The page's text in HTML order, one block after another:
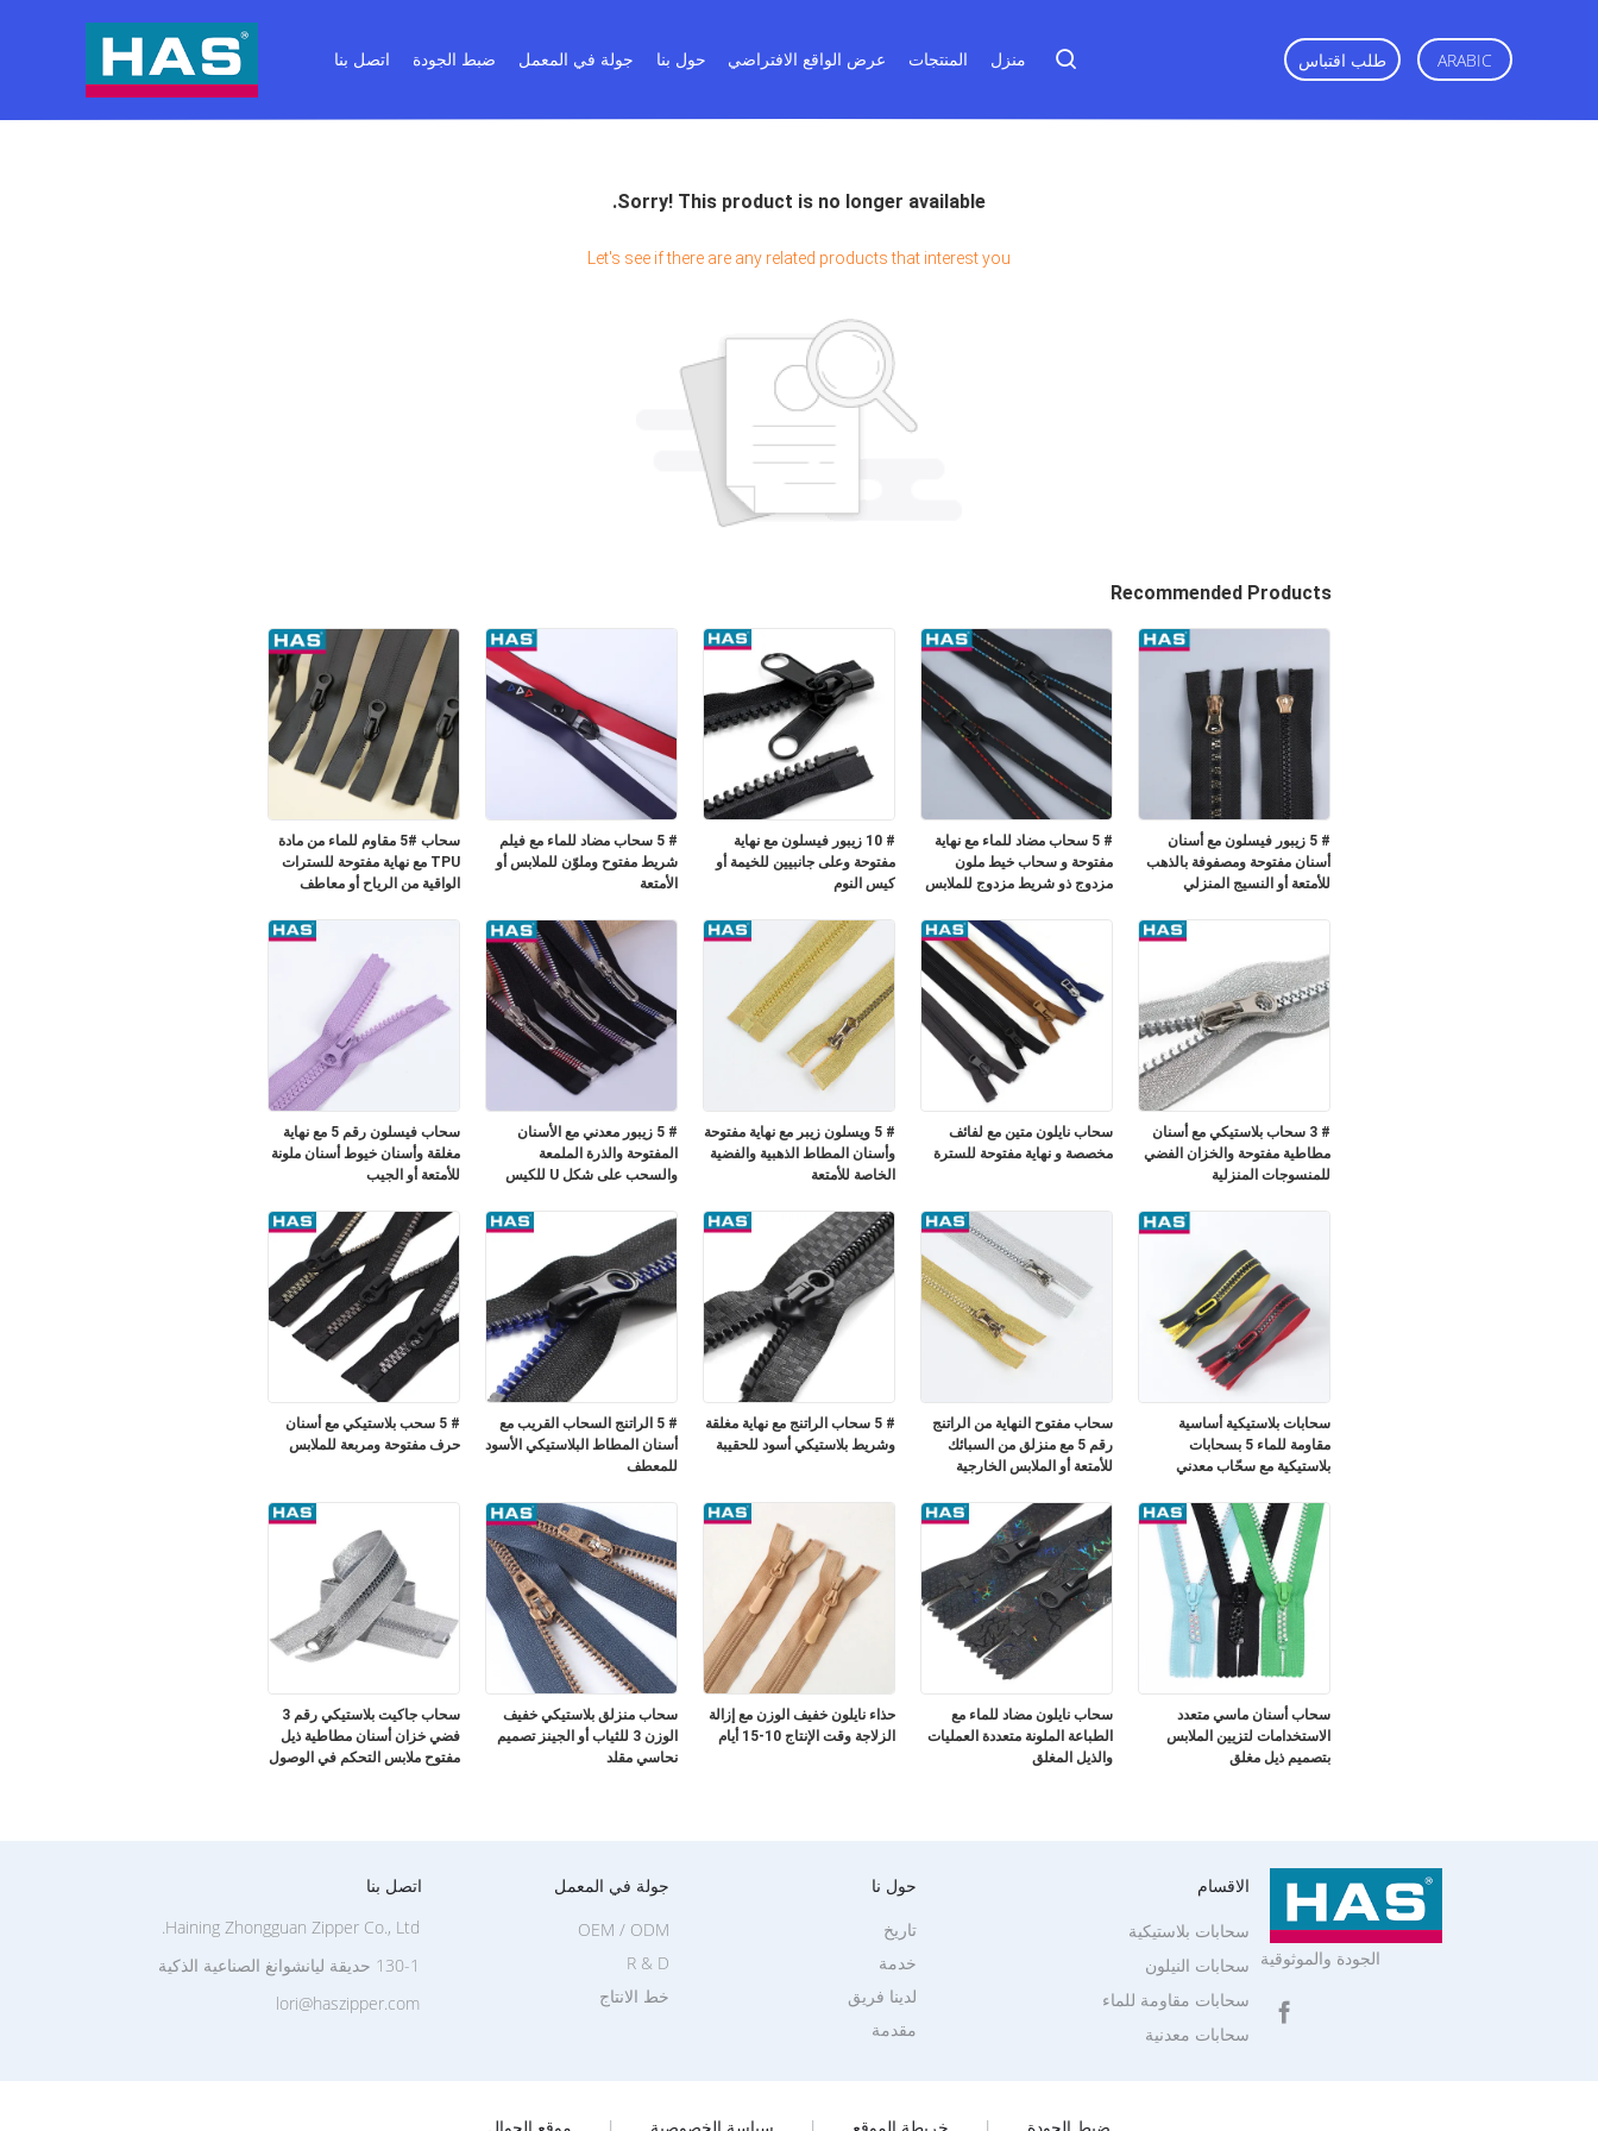
منزل المنتجات عرض الواقع الافتراضي حول بنا جولة في المعمل ضبط الجودة اتصل بنا طلب اقتباس ARABIC
Sorry! This product is no longer available.
Let's see if there are any related products that interest you
Recommended Products
سحاب #5 مقاوم للماء من مادة
TPU مع نهاية مفتوحة للسترات
الواقية من الرياح أو معاطف
# 5 سحاب مضاد للماء مع فيلم
شريط مفتوح وملوّن للملابس أو
الأمتعة
# 10 زيبور فيسلون مع نهاية
مفتوحة وعلى جانبيين للخيمة أو
كيس النوم
# 5 سحاب مضاد للماء مع نهاية
مفتوحة و سحاب خيط ملون
مزدوج ذو شريط مزدوج للملابس
# 5 زيبور فيسلون مع أسنان
أسنان مفتوحة ومصفوفة بالذهب
للأمتعة أو النسيج المنزلي
سحاب فيسلون رقم 5 مع نهاية
مغلقة وأسنان خيوط أسنان ملونة
للأمتعة أو الجيب
# 5 زيبور معدني مع الأسنان
المفتوحة والذرة الملمعة
والسحب على شكل U للكيس
# 5 ويسلون زيبر مع نهاية مفتوحة
وأسنان المطاط الذهبية والفضية
الخاصة للأمتعة
سحاب نايلون متين مع لفائف
مخصصة و نهاية مفتوحة للسترة
# 3 سحاب بلاستيكي مع أسنان
مطاطية مفتوحة والخزان الفضي
للمنسوجات المنزلية
# 5 سحب بلاستيكي مع أسنان
حرف مفتوحة ومربعة للملابس
# 5 الراتنج السحاب القريب مع
أسنان المطاط البلاستيكي الأسود
للمعطف
# 5 سحاب الراتنج مع نهاية مغلقة
وشريط بلاستيكي أسود للحقيبة
سحاب مفتوح النهاية من الراتنج
رقم 5 مع منزلق من السبائك
للأمتعة أو الملابس الخارجية
سحابات بلاستيكية أساسية
مقاومة للماء 5 بسحابات
بلاستيكية مع سحّاب معدني
سحاب جاكيت بلاستيكي رقم 3
فضي خزان أسنان مطاطية ذيل
مفتوح ملابس التحكم في الوصول
سحاب منزلق بلاستيكي خفيف
الوزن 3 للثياب أو الجينز تصميم
نحاسي مقلد
حذاء نايلون خفيف الوزن مع إزالة
الزلاجة وقت الإنتاج 10-15 أيام
سحاب نايلون مضاد للماء مع
الطباعة الملونة متعددة العمليات
والذيل المغلق
سحاب أسنان ماسي متعدد
الاستخدامات لتزيين الملابس
بتصميم ذيل مغلق
الجودة والموثوقية
الاقسام
سحابات معدنية
سحابات بلاستيكية
سحابات النيلون
سحابات مقاومة للماء
حول نا
مقدمة
تاريخ
خدمة
لدينا فريق
جولة في المعمل
خط الانتاج
OEM / ODM
R & D
اتصل بنا
Haining Zhongguan Zipper Co., Ltd.
130-1 حديقة ليانشوانغ الصناعية الذكية
lori@haszipper.com